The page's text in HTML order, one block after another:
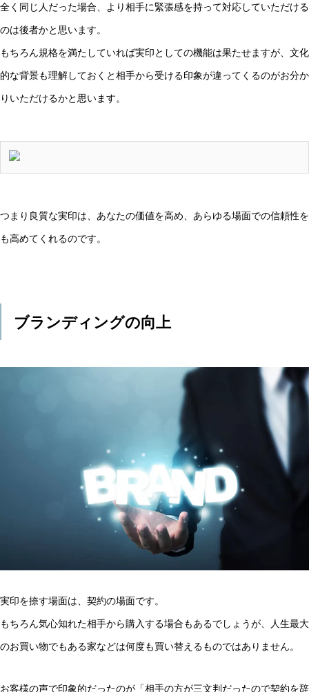
全く同じ人だった場合、より相手に緊張感を持って対応していただける
のは後者かと思います。
もちろん規格を満たしていれば実印としての機能は果たせますが、文化
的な背景も理解しておくと相手から受ける印象が違ってくるのがお分か
りいただけるかと思います。
つまり良質な実印は、あなたの価値を高め、あらゆる場面での信頼性を
も高めてくれるのです。
ブランディングの向上
実印を捺す場面は、契約の場面です。
もちろん気心知れた相手から購入する場合もあるでしょうが、人生最大
のお買い物でもある家などは何度も買い替えるものではありません。
お客様の声で印象的だったのが「相手の方が三文判だったので契約を辞